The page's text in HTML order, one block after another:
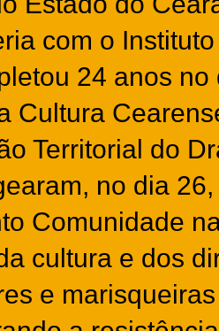
com o
24 anos
Cultura
Territorial do
no dia
Comunidade
cultura e dos
e